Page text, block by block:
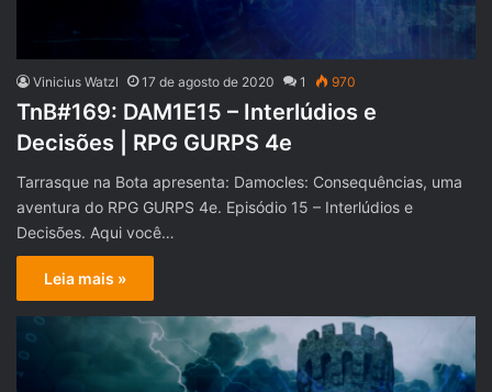
Vinicius Watzl 17 de agosto de 2020 1 970
TnB#169: DAM1E15 – Interlúdios e
Decisões | RPG GURPS 4e
Tarrasque na Bota apresenta: Damocles: Consequências, uma
aventura do RPG GURPS 4e. Episódio 15 – Interlúdios e
Decisões. Aqui você…
Leia mais »